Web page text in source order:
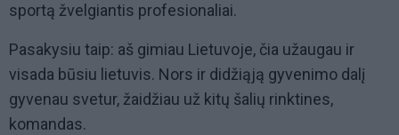
sportą žvelgiantis profesionaliai.
Pasakysiu taip: aš gimiau Lietuvoje, čia užaugau ir
visada būsiu lietuvis. Nors ir didžiąją gyvenimo dalį
gyvenau svetur, žaidžiau už kitų šalių rinktines,
komandas.